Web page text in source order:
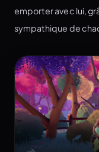
emporter avec lui,
sympathique de